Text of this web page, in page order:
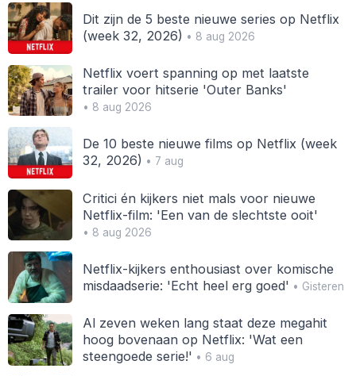
Dit zijn de 5 beste nieuwe series op Netflix
(week 32, 2026) • 8 aug 2026
Netflix voert spanning op met laatste
trailer voor hitserie 'Outer Banks'
• 8 aug 2026
De 10 beste nieuwe films op Netflix (week
32, 2026) • 7 aug
Critici én kijkers niet mals voor nieuwe
Netflix-film: 'Een van de slechtste ooit'
• 8 aug 2026
Netflix-kijkers enthousiast over komische
misdaadserie: 'Echt heel erg goed' • Gisteren
Al zeven weken lang staat deze megahit
hoog bovenaan op Netflix: 'Wat een
steengoede serie!' • 6 aug